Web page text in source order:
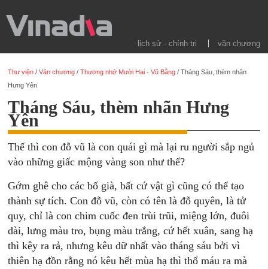
lịch sử · chính trị văn chương
Thư viện /Văn chương /Thương nhớ Mười Hai - Vũ Bằng /Tháng Sáu, thèm nhãn
Hưng Yên
Tháng Sáu, thèm nhãn Hưng
Yên
Thế thì con đỗ vũ là con quái gì mà lại ru người sắp ngủ
vào những giấc mộng vàng son như thế?
Gớm ghê cho các bố già, bất cứ vật gì cũng có thể tạo
thành sự tích. Con đỗ vũ, còn có tên là đỗ quyên, là tử
quy, chỉ là con chim cuốc đen trùi trũi, miệng lớn, đuôi
dài, lưng màu tro, bụng màu trắng, cứ hết xuân, sang hạ
thì kêy ra rả, nhưng kêu dữ nhất vào tháng sáu bởi vì
thiên hạ đồn rằng nó kêu hết mùa hạ thì thổ máu ra mà